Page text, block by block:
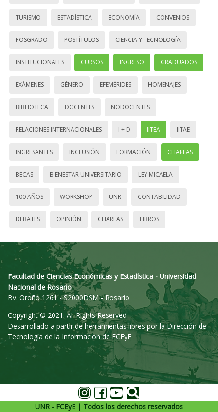
TURISMO ESTADÍSTICA ECONOMÍA CONVENIOS
POSGRADO POSTÍTULOS CIENCIA Y TECNOLOGÍA
INSTITUCIONALES CURSOS INGRESO GRADUADOS
EXÁMENES GÉNERO EFEMÉRIDES HOMENAJES
BIBLIOTECA DOCENTES NODOCENTES
RELACIONES INTERNACIONALES I + D IITEA IITAE
INGRESANTES INCLUSIÓN FORMACIÓN CHARLAS
BECAS BIENESTAR UNIVERSITARIO LEY MICAELA
100 AÑOS WORKSHOP UNR CONTABILIDAD
DEBATES OPINIÓN CHARLAS LIBROS
Facultad de Ciencias Económicas y Estadística - Universidad
Nacional de Rosario
Bv. Oroño 1261 - S2000DSM - Rosario
Copyright © 2021. All Rights Reserved.
Desarrollado a partir de herramientas libres por la Dirección de
Tecnología de la Información de FCEyE
UNR - FCEyE | Todos los derechos reservados